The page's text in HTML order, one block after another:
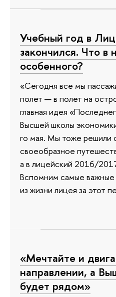
Учебный год в
закончился. Что в
особенного?
«Сегодня все мы
полет — в полет на
главная идея
Высшей школы
го мая. Мы тоже решили
своеобразное
а в лицейский 2016/
Вспомним самые
из жизни лицея за этот
«Мечтайте и
направлении, а
будет рядом»